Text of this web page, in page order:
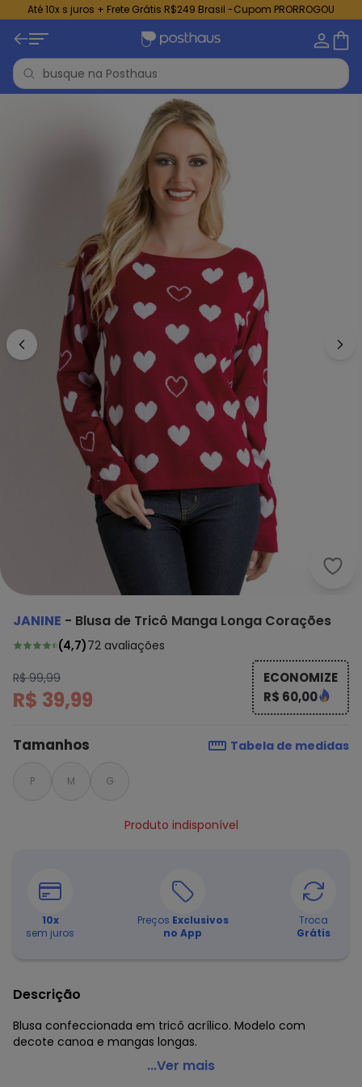
Até 10x s juros + Frete Grátis R$249 Brasil -Cupom PRORROGOU
JANINE - Blusa de Tricô Manga Longa Corações
(4,7)72 avaliações
R$ 99,99
R$ 39,99
ECONOMIZE
R$ 60,00
Tamanhos Tabela de medidas
P M G
Produto indisponível
10x
sem juros
Preços Exclusivos
no App
Troca
Grátis
Descrição
Blusa confeccionada em tricô acrílico. Modelo com
decote canoa e mangas longas.
Janine - Blusa de Tricô Manga Longa Corações
...Ver mais